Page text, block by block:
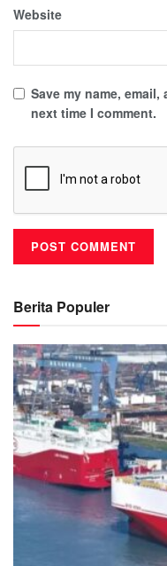
Website
Save my name,
next time I comment.
Berita Populer